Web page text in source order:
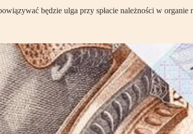
będzie ulga przy spłacie należności w organie